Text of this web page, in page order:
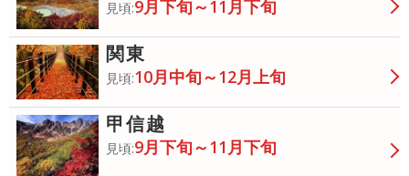
見頃:9月下旬～11月下旬
関東
見頃:10月中旬～12月上旬
甲信越
見頃:9月下旬～11月下旬